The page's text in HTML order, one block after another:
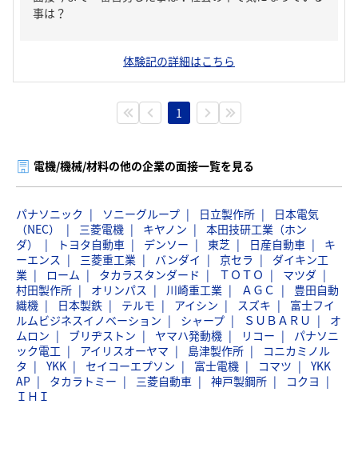
事は？
体験記の詳細はこちら
1
電機/機械/材料の他の企業の面接一覧を見る
パナソニック ソニーグループ 日立製作所
日本電気
（NEC）
三菱電機 キヤノン
本田技研工業（ホン
ダ）
トヨタ自動車 デンソー 東芝 日産自動車
キ
ーエンス
三菱重工業 バンダイ 京セラ
ダイキン工
業
ローム タカラスタンダード ＴＯＴＯ
マツダ
村田製作所
オリンパス 川崎重工業 ＡＧＣ
豊田自動
織機
日本製鉄 テルモ アイシン スズキ
富士フイ
ルムビジネスイノベーション
シャープ ＳＵＢＡＲＵ
オ
ムロン
ブリヂストン ヤマハ発動機 リコー
パナソニ
ック電工
アイリスオーヤマ 島津製作所
コニカミノル
タ
YKK セイコーエプソン 富士電機 コマツ
YKK
AP
タカラトミー 三菱自動車 神戸製鋼所
コクヨ
ＩＨＩ